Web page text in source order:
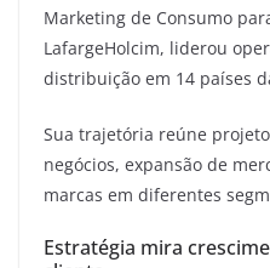
Marketing de Consumo
LafargeHolcim, liderou
distribuição em 14 países
Sua trajetória reúne
negócios, expansão de
marcas em diferentes
Estratégia mira